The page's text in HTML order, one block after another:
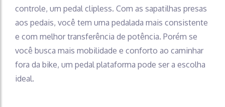
controle, um pedal clipless. Com as sapatilhas presas
aos pedais, você tem uma pedalada mais consistente
e com melhor transferência de potência. Porém se
você busca mais mobilidade e conforto ao caminhar
fora da bike, um pedal plataforma pode ser a escolha
ideal.